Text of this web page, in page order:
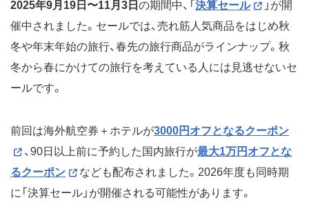
2025年9月19日〜11月3日 の期間中、「 決算セール
」が開
催中されました。セールでは、売れ筋人気商品をはじめ秋
冬や年末年始の旅行、春先の旅行商品がラインナップ。秋
冬から春にかけての旅行を考えている人には見逃せないセ
ールです。
前回は海外航空券＋ホテルが3000円オフとなるクーポン
、90日以上前に予約した国内旅行が最大1万円オフとな
るクーポン
なども配布されました。2026年度も同時期
に「決算セール」が開催される可能性があります。